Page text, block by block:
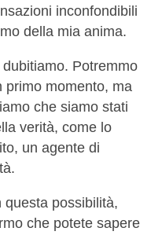
inconfondibili
della mia anima.
Potremmo
primo momento, ma
che siamo stati
verità, come lo
un agente di
possibilità,
che potete sapere